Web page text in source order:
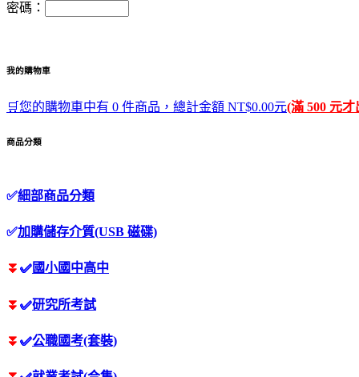
密碼：
我的購物車
🛒您的購物車中有 0 件商品，總計金額 NT$0.00元(滿 500 元才
商品分類
✅細部商品分類
✅加購儲存介質(USB 磁碟)
⏬ ✅國小國中高中
⏬ ✅研究所考試
⏬ ✅公職國考(套裝)